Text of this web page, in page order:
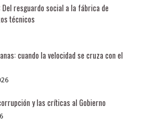
Del resguardo social a la fábrica de
técnicos
cuando la velocidad se cruza con el
y las críticas al Gobierno